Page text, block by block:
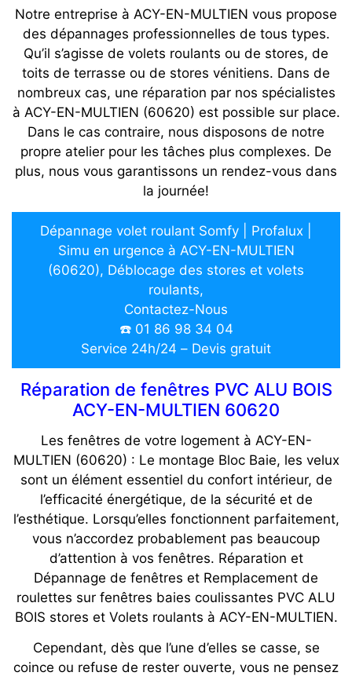
Notre entreprise à ACY-EN-MULTIEN vous propose
des dépannages professionnelles de tous types.
Qu’il s’agisse de volets roulants ou de stores, de
toits de terrasse ou de stores vénitiens. Dans de
nombreux cas, une réparation par nos spécialistes
à ACY-EN-MULTIEN (60620) est possible sur place.
Dans le cas contraire, nous disposons de notre
propre atelier pour les tâches plus complexes. De
plus, nous vous garantissons un rendez-vous dans
la journée!
Dépannage volet roulant Somfy | Profalux |
Simu en urgence à ACY-EN-MULTIEN
(60620), Déblocage des stores et volets
roulants,
Contactez-Nous
☎️ 01 86 98 34 04
Service 24h/24 – Devis gratuit
Réparation de fenêtres PVC ALU BOIS
ACY-EN-MULTIEN 60620
Les fenêtres de votre logement à ACY-EN-
MULTIEN (60620) : Le montage Bloc Baie, les velux
sont un élément essentiel du confort intérieur, de
l’efficacité énergétique, de la sécurité et de
l’esthétique. Lorsqu’elles fonctionnent parfaitement,
vous n’accordez probablement pas beaucoup
d’attention à vos fenêtres. Réparation et
Dépannage de fenêtres et Remplacement de
roulettes sur fenêtres baies coulissantes PVC ALU
BOIS stores et Volets roulants à ACY-EN-MULTIEN.
Cependant, dès que l’une d’elles se casse, se
coince ou refuse de rester ouverte, vous ne pensez